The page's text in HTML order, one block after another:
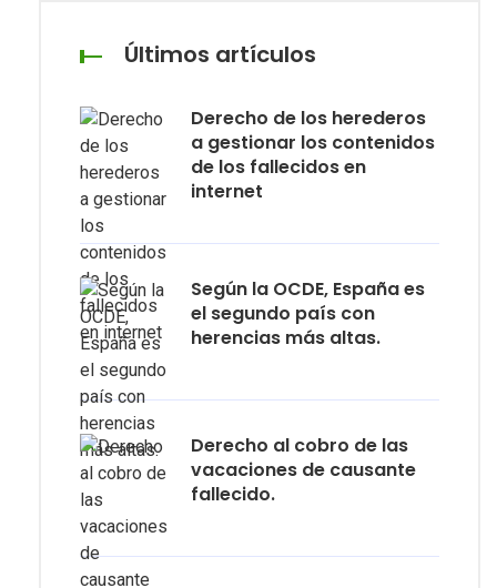
Últimos artículos
Derecho de los herederos
a gestionar los contenidos
de los fallecidos en
internet
Según la OCDE, España es
el segundo país con
herencias más altas.
Derecho al cobro de las
vacaciones de causante
fallecido.